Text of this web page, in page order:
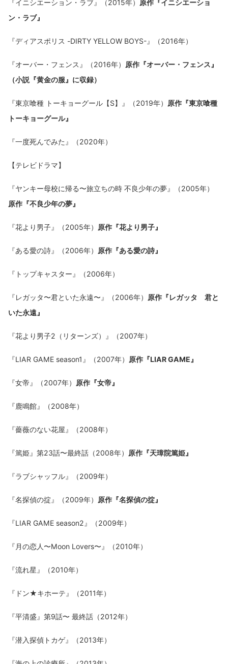
『イニシエーション・ラブ』（2015年） 原作『イニシエーショ
ン・ラブ』
『ディアスポリス -DIRTY YELLOW BOYS-』（2016年）
『オーバー・フェンス』（2016年） 原作『オーバー・フェンス』
（小説『黄金の服』に収録）
『東京喰種 トーキョーグール【S】』（2019年） 原作『東京喰種
トーキョーグール』
『一度死んでみた』（2020年）
【テレビドラマ】
『ヤンキー母校に帰る〜旅立ちの時 不良少年の夢』（2005年）
原作『不良少年の夢』
『花より男子』（2005年） 原作『花より男子』
『ある愛の詩』（2006年） 原作『ある愛の詩』
『トップキャスター』（2006年）
『レガッタ〜君といた永遠〜』（2006年） 原作『レガッタ 君と
いた永遠』
『花より男子2（リターンズ）』（2007年）
『LIAR GAME season1』（2007年） 原作『LIAR GAME』
『女帝』（2007年） 原作『女帝』
『鹿鳴館』（2008年）
『薔薇のない花屋』（2008年）
『篤姫』第23話〜最終話（2008年） 原作『天璋院篤姫』
『ラブシャッフル』（2009年）
『名探偵の掟』（2009年） 原作『名探偵の掟』
『LIAR GAME season2』（2009年）
『月の恋人〜Moon Lovers〜』（2010年）
『流れ星』（2010年）
『ドン★キホーテ』（2011年）
『平清盛』第9話〜 最終話（2012年）
『潜入探偵トカゲ』（2013年）